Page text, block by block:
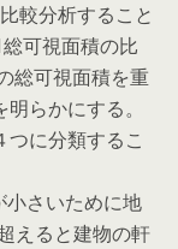
較分析すること
可視面積の比
総可視面積を重
らかにする。
つに分類するこ
さいために地
えると建物の軒